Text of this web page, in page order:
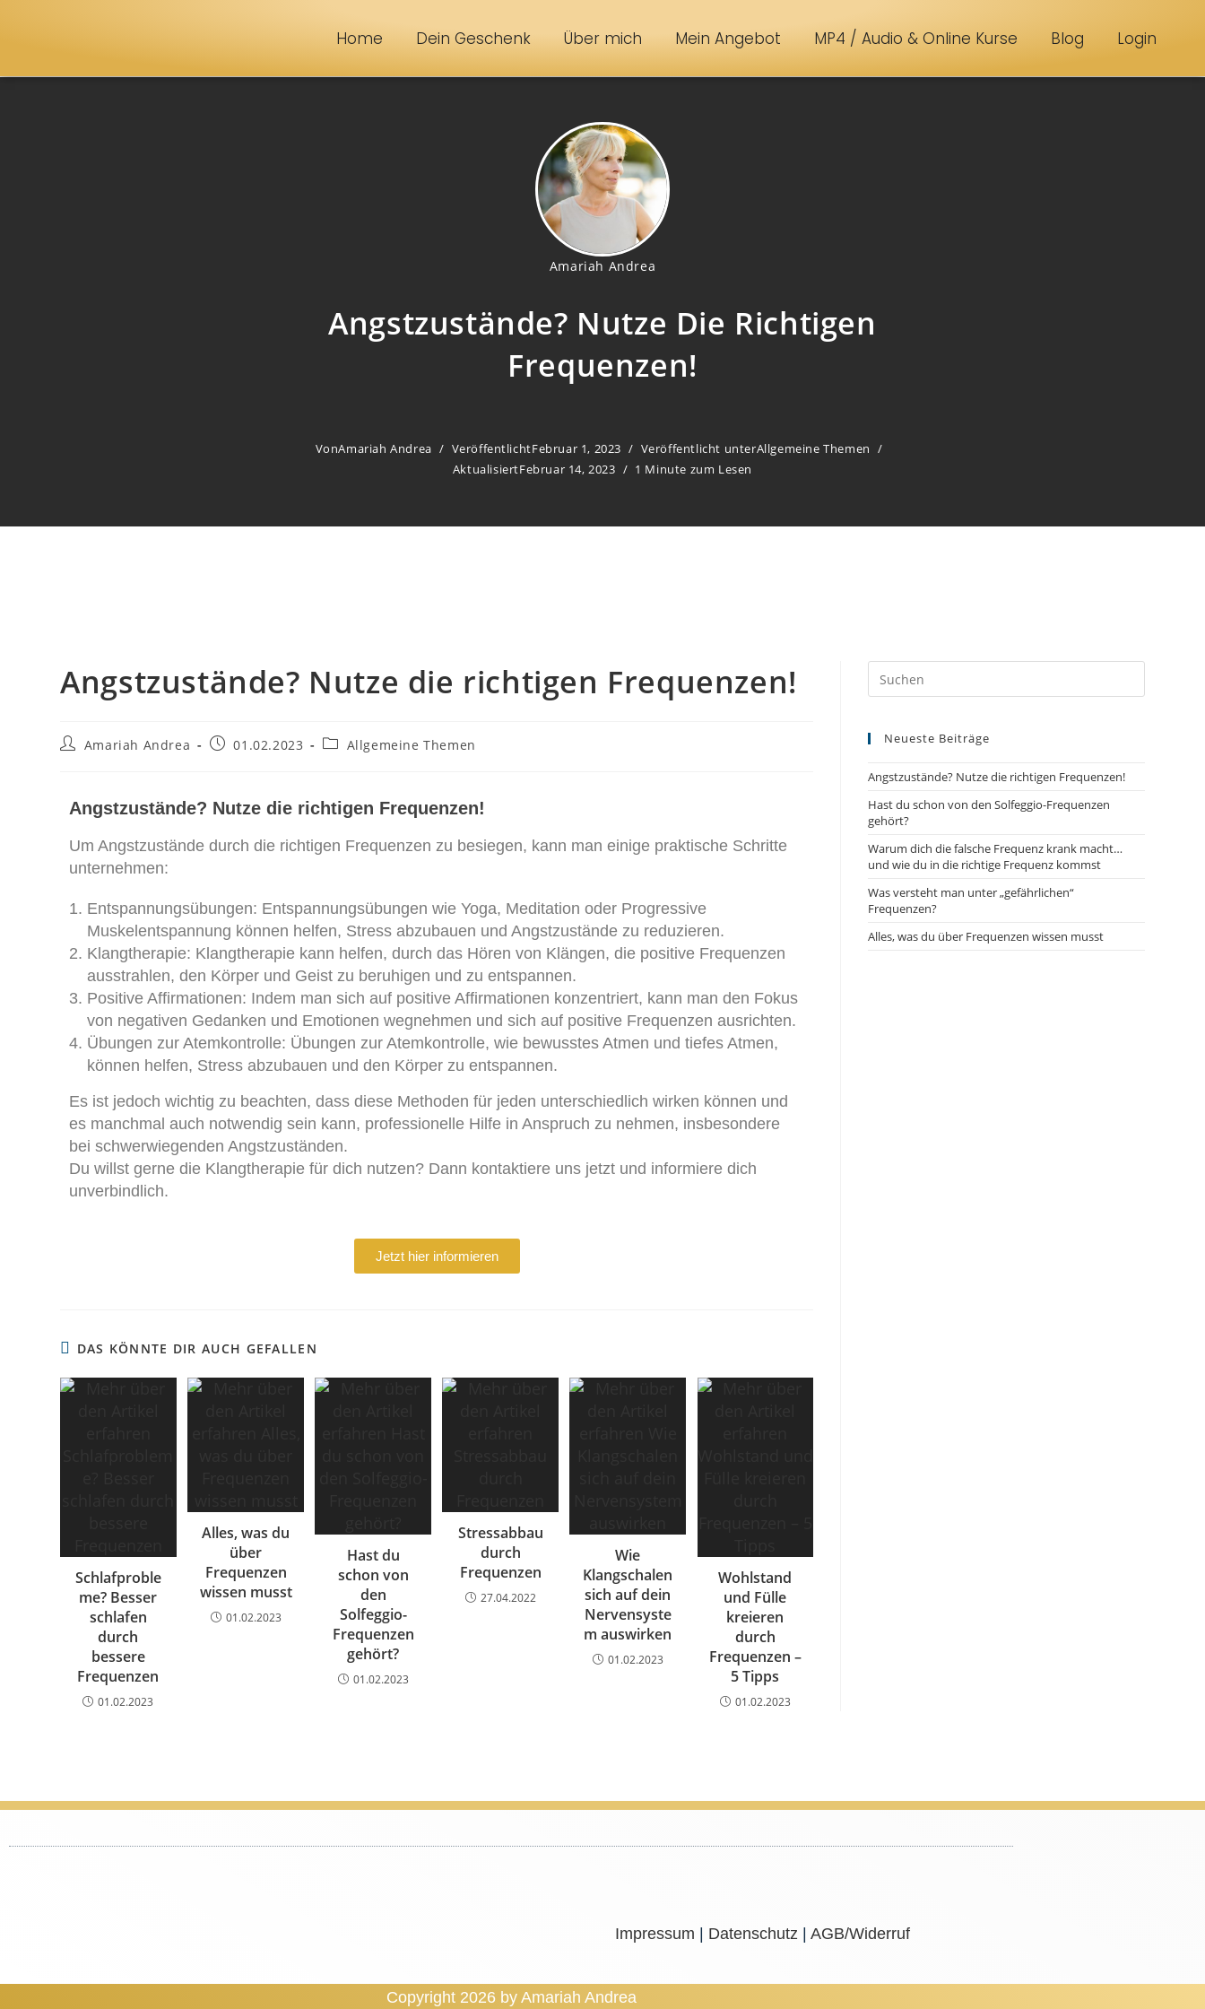
Home Dein Geschenk Über mich Mein Angebot MP4 / Audio & Online Kurse Blog Login
Amariah Andrea
Angstzustände? Nutze Die Richtigen
Frequenzen!
VonAmariah Andrea VeröffentlichtFebruar 1, 2023 Veröffentlicht unterAllgemeine Themen
AktualisiertFebruar 14, 2023 1 Minute zum Lesen
Angstzustände? Nutze die richtigen Frequenzen!
Amariah Andrea 01.02.2023 Allgemeine Themen
Angstzustände? Nutze die richtigen Frequenzen!
Um Angstzustände durch die richtigen Frequenzen zu besiegen, kann man einige praktische Schritte
unternehmen:
Entspannungsübungen: Entspannungsübungen wie Yoga, Meditation oder Progressive
Muskelentspannung können helfen, Stress abzubauen und Angstzustände zu reduzieren.
Klangtherapie: Klangtherapie kann helfen, durch das Hören von Klängen, die positive Frequenzen
ausstrahlen, den Körper und Geist zu beruhigen und zu entspannen.
Positive Affirmationen: Indem man sich auf positive Affirmationen konzentriert, kann man den Fokus
von negativen Gedanken und Emotionen wegnehmen und sich auf positive Frequenzen ausrichten.
Übungen zur Atemkontrolle: Übungen zur Atemkontrolle, wie bewusstes Atmen und tiefes Atmen,
können helfen, Stress abzubauen und den Körper zu entspannen.
Es ist jedoch wichtig zu beachten, dass diese Methoden für jeden unterschiedlich wirken können und
es manchmal auch notwendig sein kann, professionelle Hilfe in Anspruch zu nehmen, insbesondere
bei schwerwiegenden Angstzuständen.
Du willst gerne die Klangtherapie für dich nutzen? Dann kontaktiere uns jetzt und informiere dich
unverbindlich.
Jetzt hier informieren
DAS KÖNNTE DIR AUCH GEFALLEN
Schlafproble
me? Besser
schlafen
durch
bessere
Frequenzen
01.02.2023
Alles, was du
über
Frequenzen
wissen musst
01.02.2023
Hast du
schon von
den
Solfeggio-
Frequenzen
gehört?
01.02.2023
Stressabbau
durch
Frequenzen
27.04.2022
Wie
Klangschalen
sich auf dein
Nervensyste
m auswirken
01.02.2023
Wohlstand
und Fülle
kreieren
durch
Frequenzen –
5 Tipps
01.02.2023
Neueste Beiträge
Angstzustände? Nutze die richtigen Frequenzen!
Hast du schon von den Solfeggio-Frequenzen
gehört?
Warum dich die falsche Frequenz krank macht…
und wie du in die richtige Frequenz kommst
Was versteht man unter „gefährlichen“
Frequenzen?
Alles, was du über Frequenzen wissen musst
Impressum Datenschutz AGB/Widerruf
Copyright 2026 by Amariah Andrea